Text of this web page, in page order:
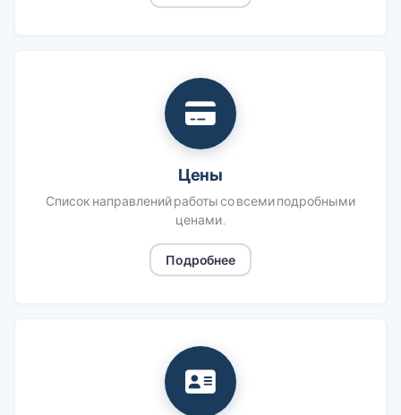
Цены
Список направлений работы со всеми подробными
ценами.
Подробнее